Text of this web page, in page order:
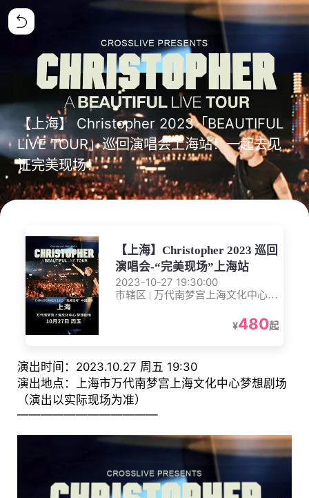
【上海】 Christopher 2023「BEAUTIFUL
LIVE TOUR」巡回演唱会上海站！一起去见
证完美现场！
【上海】Christopher 2023 巡回
演唱会-“完美现场”上海站
2023-10-27 19:30:00
市辖区 | 万代南梦宫上海文化中心梦
¥480起
演出时间：2023.10.27 周五 19:30
演出地点：上海市万代南梦宫上海文化中心梦想剧场
（演出以实际现场为准）
————————————